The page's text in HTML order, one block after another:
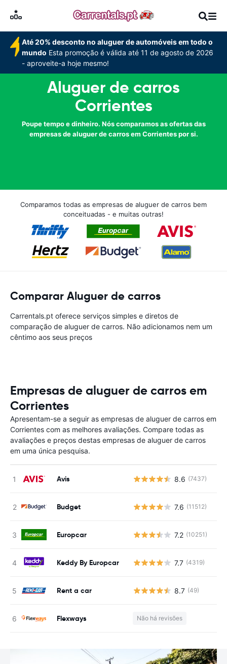
Até 20% desconto no aluguer de automóveis em todo o
mundo Esta promoção é válida até 11 de agosto de 2026
- aproveite-a hoje mesmo!
Aluguer de carros
Corrientes
Poupe tempo e dinheiro. Nós comparamos as ofertas das
empresas de aluguer de carros em Corrientes por si.
Comparamos todas as empresas de aluguer de carros bem
conceituadas - e muitas outras!
Comparar Aluguer de carros
Carrentals.pt oferece serviços simples e diretos de
comparação de aluguer de carros. Não adicionamos nem um
cêntimo aos seus preços
Empresas de aluguer de carros em
Corrientes
Apresentam-se a seguir as empresas de aluguer de carros em
Corrientes com as melhores avaliações. Compare todas as
avaliações e preços destas empresas de aluguer de carros
em uma única pesquisa.
Avis 8.6 (7437)
Budget 7.6 (11512)
Europcar 7.2 (10251)
Keddy By Europcar 7.7 (4319)
Rent a car 8.7 (49)
Flexways Não há revisões